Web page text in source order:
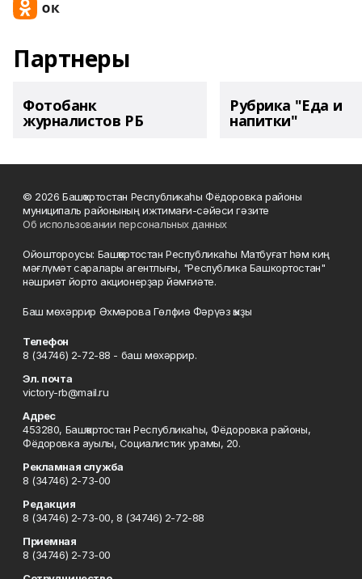
Партнеры
Фотобанк
журналистов РБ
Рубрика "Еда и
напитки"
© 2026 Башҡортостан Республикаһы Фёдоровка районы
муниципаль районының ижтимағи-сәйәси гәзите
Об использовании персональных данных
Ойоштороусы: Башҡортостан Республикаһы Матбуғат һәм киң
мәғлүмәт саралары агентлығы, "Республика Башкортостан"
нәшриәт йорто акционерҙар йәмғиәте.
Баш мөхәррир Әхмәрова Гөлфиә Фәрүәз ҡыҙы
Телефон
8 (34746) 2-72-88 - баш мөхәррир.
Эл. почта
victory-rb@mail.ru
Адрес
453280, Башҡортостан Республикаһы, Фёдоровка районы,
Фёдоровка ауылы, Социалистик урамы, 20.
Рекламная служба
8 (34746) 2-73-00
Редакция
8 (34746) 2-73-00, 8 (34746) 2-72-88
Приемная
8 (34746) 2-73-00